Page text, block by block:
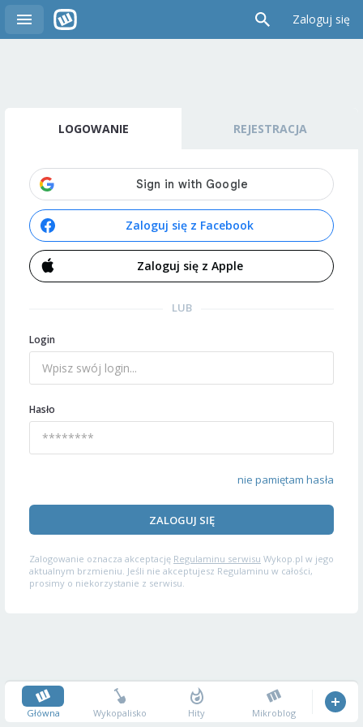
Zaloguj się
LOGOWANIE REJESTRACJA
Zaloguj się z Facebook
Zaloguj się z Apple
LUB
Login
Hasło
nie pamiętam hasła
ZALOGUJ SIĘ
Zalogowanie oznacza akceptację Regulaminu serwisu Wykop.pl w jego
aktualnym brzmieniu. Jeśli nie akceptujesz Regulaminu w całości,
prosimy o niekorzystanie z serwisu.
Główna Wykopalisko Hity Mikroblog